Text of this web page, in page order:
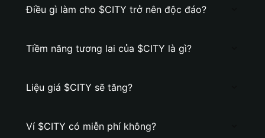
Điều gì làm cho $CITY trở nên độc đáo?
Tiềm năng tương lai của $CITY là gì?
Liệu giá $CITY sẽ tăng?
Ví $CITY có miễn phí không?